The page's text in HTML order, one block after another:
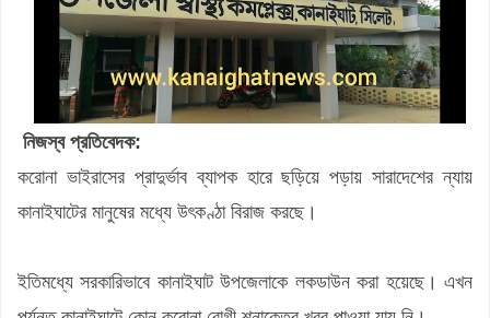
নিজস্ব প্রতিবেদক:
করোনা ভাইরাসের প্রাদুর্ভাব ব্যাপক হারে ছড়িয়ে পড়ায় সারাদেশের ন্যায়
কানাইঘাটের মানুষের মধ্যে উৎকণ্ঠা বিরাজ করছে।
ইতিমধ্যে সরকারিভাবে কানাইঘাট উপজেলাকে লকডাউন করা হয়েছে। এখন